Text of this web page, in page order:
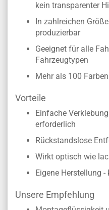
kein transparenter
In zahlreichen
produzierbar
Geeignet für alle
Fahrzeugtypen
Mehr als 100
Vorteile
Einfache
erforderlich
Rückstandslose
Wirkt optisch wie
Eigene Herstellung -
Unsere Empfehlung